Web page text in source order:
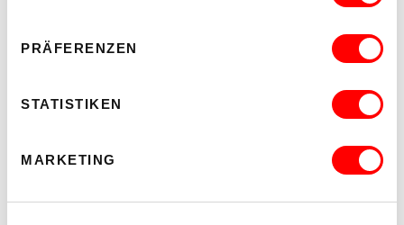
PRÄFERENZEN
STATISTIKEN
MARKETING